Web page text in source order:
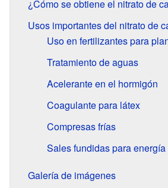
¿Cómo se obtiene el nitrato de
Usos importantes del nitrato de
Uso en fertilizantes para
Tratamiento de aguas
Acelerante en el hormigón
Coagulante para látex
Compresas frías
Sales fundidas para energía
Galería de imágenes